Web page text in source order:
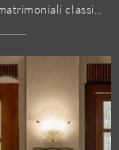
Il letto Eve in pelle, tra i modelli imbottiti matrimoniali classici di Dorelan Letti, è ideale per assicurarti il riposo migliore.